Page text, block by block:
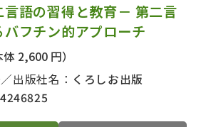
語の習得と教育－ 第二言
フチン的アプローチ
体 2,600 円）
出版社名： くろしお出版